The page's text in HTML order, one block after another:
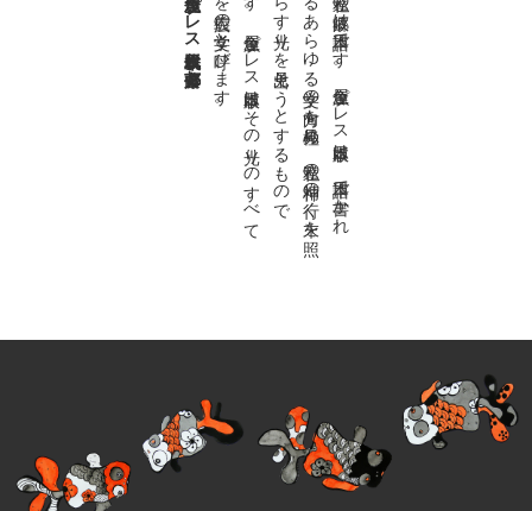
私達の
故郷は
日本語で
す
。
金魚屋プ
レ
ス
日本版は
、
日本語で
書か
れ
る
あ
ら
ゆ
る
文学の
方向を
見極め
、
私達の
精神の
行く
末を
照
ら
す
光り
を
見出そ
う
と
す
る
も
の
で
す
。
金魚屋プ
レ
ス
日本版は
そ
の
光り
の
す
べ
て
を
広義の
文学と
呼び
ま
す
。
金魚屋プレス日本版代表 齋藤都